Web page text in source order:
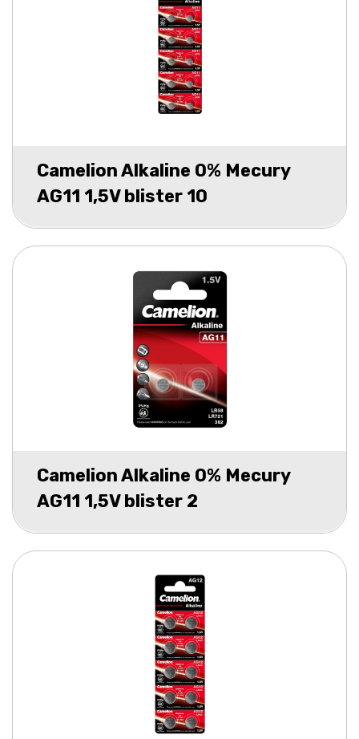
Camelion Alkaline 0% Mecury
AG11 1,5V blister 10
Camelion Alkaline 0% Mecury
AG11 1,5V blister 2